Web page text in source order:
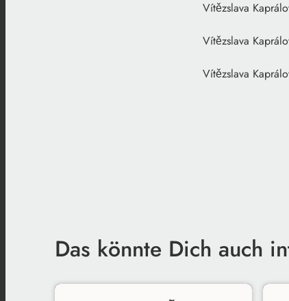
Vítězslava
Das könnte Dich auch